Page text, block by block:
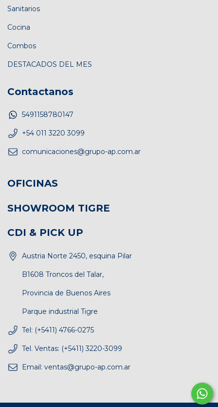
Sanitarios
Cocina
Combos
DESTACADOS DEL MES
Contactanos
5491158780147
+54 011 3220 3099
comunicaciones@grupo-ap.com.ar
OFICINAS
SHOWROOM TIGRE
CDI & PICK UP
Austria Norte 2450, esquina Pilar
B1608 Troncos del Talar,
Provincia de Buenos Aires
Parque industrial Tigre
Tel: (+5411) 4766-0275
Tel. Ventas: (+5411) 3220-3099
Email: ventas@grupo-ap.com.ar